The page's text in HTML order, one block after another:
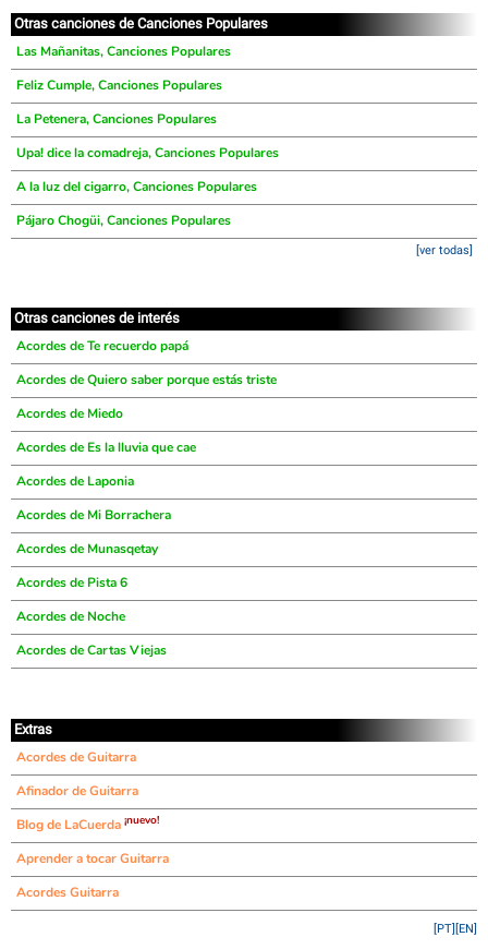
Otras canciones de Canciones Populares
Las Mañanitas, Canciones Populares
Feliz Cumple, Canciones Populares
La Petenera, Canciones Populares
Upa! dice la comadreja, Canciones Populares
A la luz del cigarro, Canciones Populares
Pájaro Chogüi, Canciones Populares
[ver todas]
Otras canciones de interés
Acordes de Te recuerdo papá
Acordes de Quiero saber porque estás triste
Acordes de Miedo
Acordes de Es la lluvia que cae
Acordes de Laponia
Acordes de Mi Borrachera
Acordes de Munasqetay
Acordes de Pista 6
Acordes de Noche
Acordes de Cartas Viejas
Extras
Acordes de Guitarra
Afinador de Guitarra
Blog de LaCuerda ¡nuevo!
Aprender a tocar Guitarra
Acordes Guitarra
[EN]
[PT]